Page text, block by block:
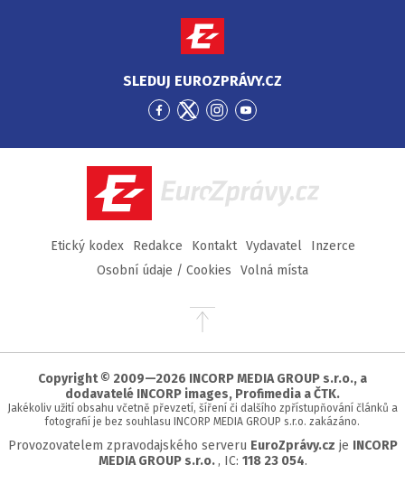
SLEDUJ EUROZPRÁVY.CZ
Přejít
Facebook
Přejít
Twitter
Přejít
Instagram
Přejít
YouTube
EuroZprávy.cz
Etický kodex Redakce Kontakt Vydavatel
Inzerce
Osobní údaje / Cookies
Volná místa
Přejít
stránky
Copyright © 2009—2026 INCORP MEDIA GROUP s.r.o., a
dodavatelé INCORP images, Profimedia a ČTK.
Jakékoliv užití obsahu včetně převzetí, šíření či dalšího zpřístupňování článků a
fotografií je bez souhlasu INCORP MEDIA GROUP s.r.o. zakázáno.
Provozovatelem zpravodajského serveru EuroZprávy.cz je INCORP
MEDIA GROUP s.r.o., IC: 118 23 054.